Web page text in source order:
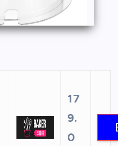
17
9.
0